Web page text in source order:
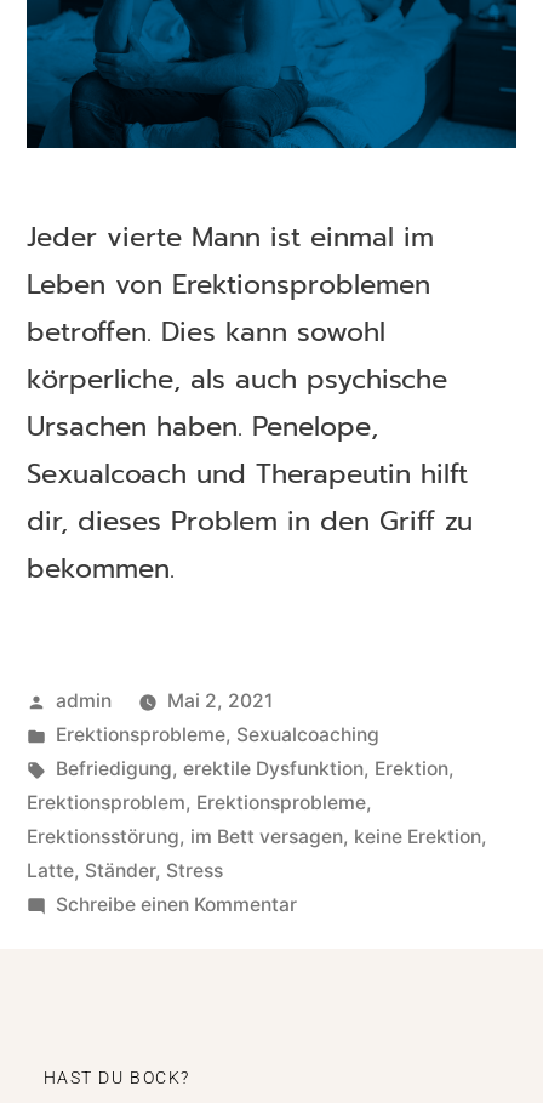
Jeder vierte Mann ist einmal im
Leben von Erektionsproblemen
betroffen. Dies kann sowohl
körperliche, als auch psychische
Ursachen haben. Penelope,
Sexualcoach und Therapeutin hilft
dir, dieses Problem in den Griff zu
bekommen.
admin
Mai 2, 2021
Erektionsprobleme, Sexualcoaching
Befriedigung, erektile Dysfunktion, Erektion,
Erektionsproblem, Erektionsprobleme,
Erektionsstörung, im Bett versagen, keine Erektion,
Latte, Ständer, Stress
Schreibe einen Kommentar
HAST DU BOCK?